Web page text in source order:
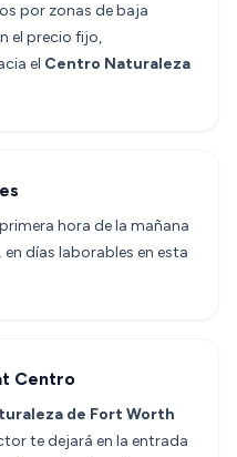
por zonas de baja
el precio fijo,
el Centro Naturaleza
hora de la mañana
en días laborables en esta
Centro
de Fort Worth
te dejará en la entrada